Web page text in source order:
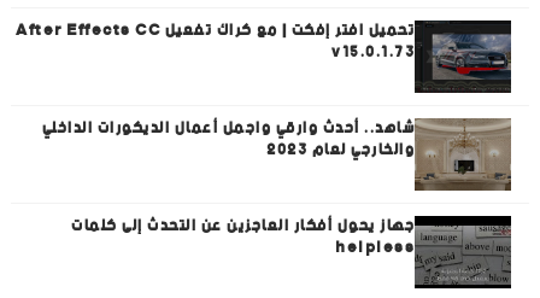
تحميل افتر إفكت | مع كراك تفعيل After Effects CC
v15.0.1.73
شاهد.. أحدث وارقي واجمل أعمال الديكورات الداخلي
والخارجي لعام 2023
جهاز يحول أفكار العاجزين عن التحدث إلى كلمات
helpless